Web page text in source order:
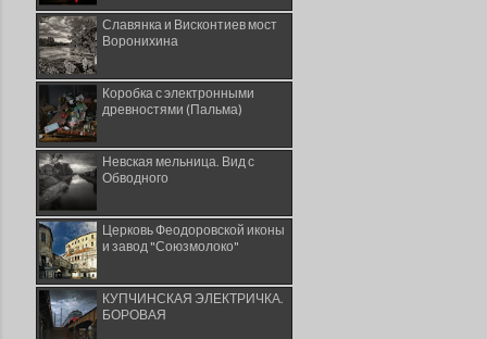
Славянка и Висконтиев мост
Воронихина
Коробка с электронными
древностями (Пальма)
Невская мельница. Вид с
Обводного
Церковь Феодоровской иконы
и завод "Союзмолоко"
КУПЧИНСКАЯ ЭЛЕКТРИЧКА.
БОРОВАЯ